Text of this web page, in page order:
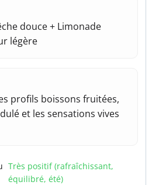
douce + Limonade
légère
profils boissons fruitées,
et les sensations vives
Très positif (rafraîchissant,
équilibré, été)